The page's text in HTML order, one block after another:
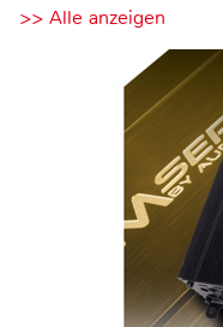
>> Alle anzeigen